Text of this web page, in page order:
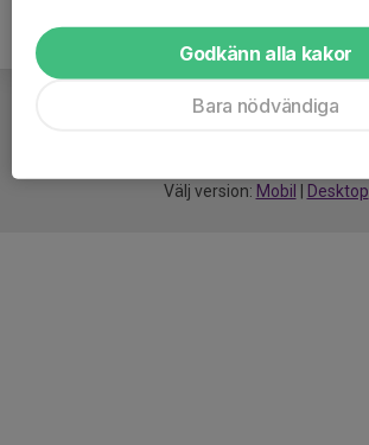
Välj version: Mobil Desktop
Godkänn alla kakor
Bara nödvändiga